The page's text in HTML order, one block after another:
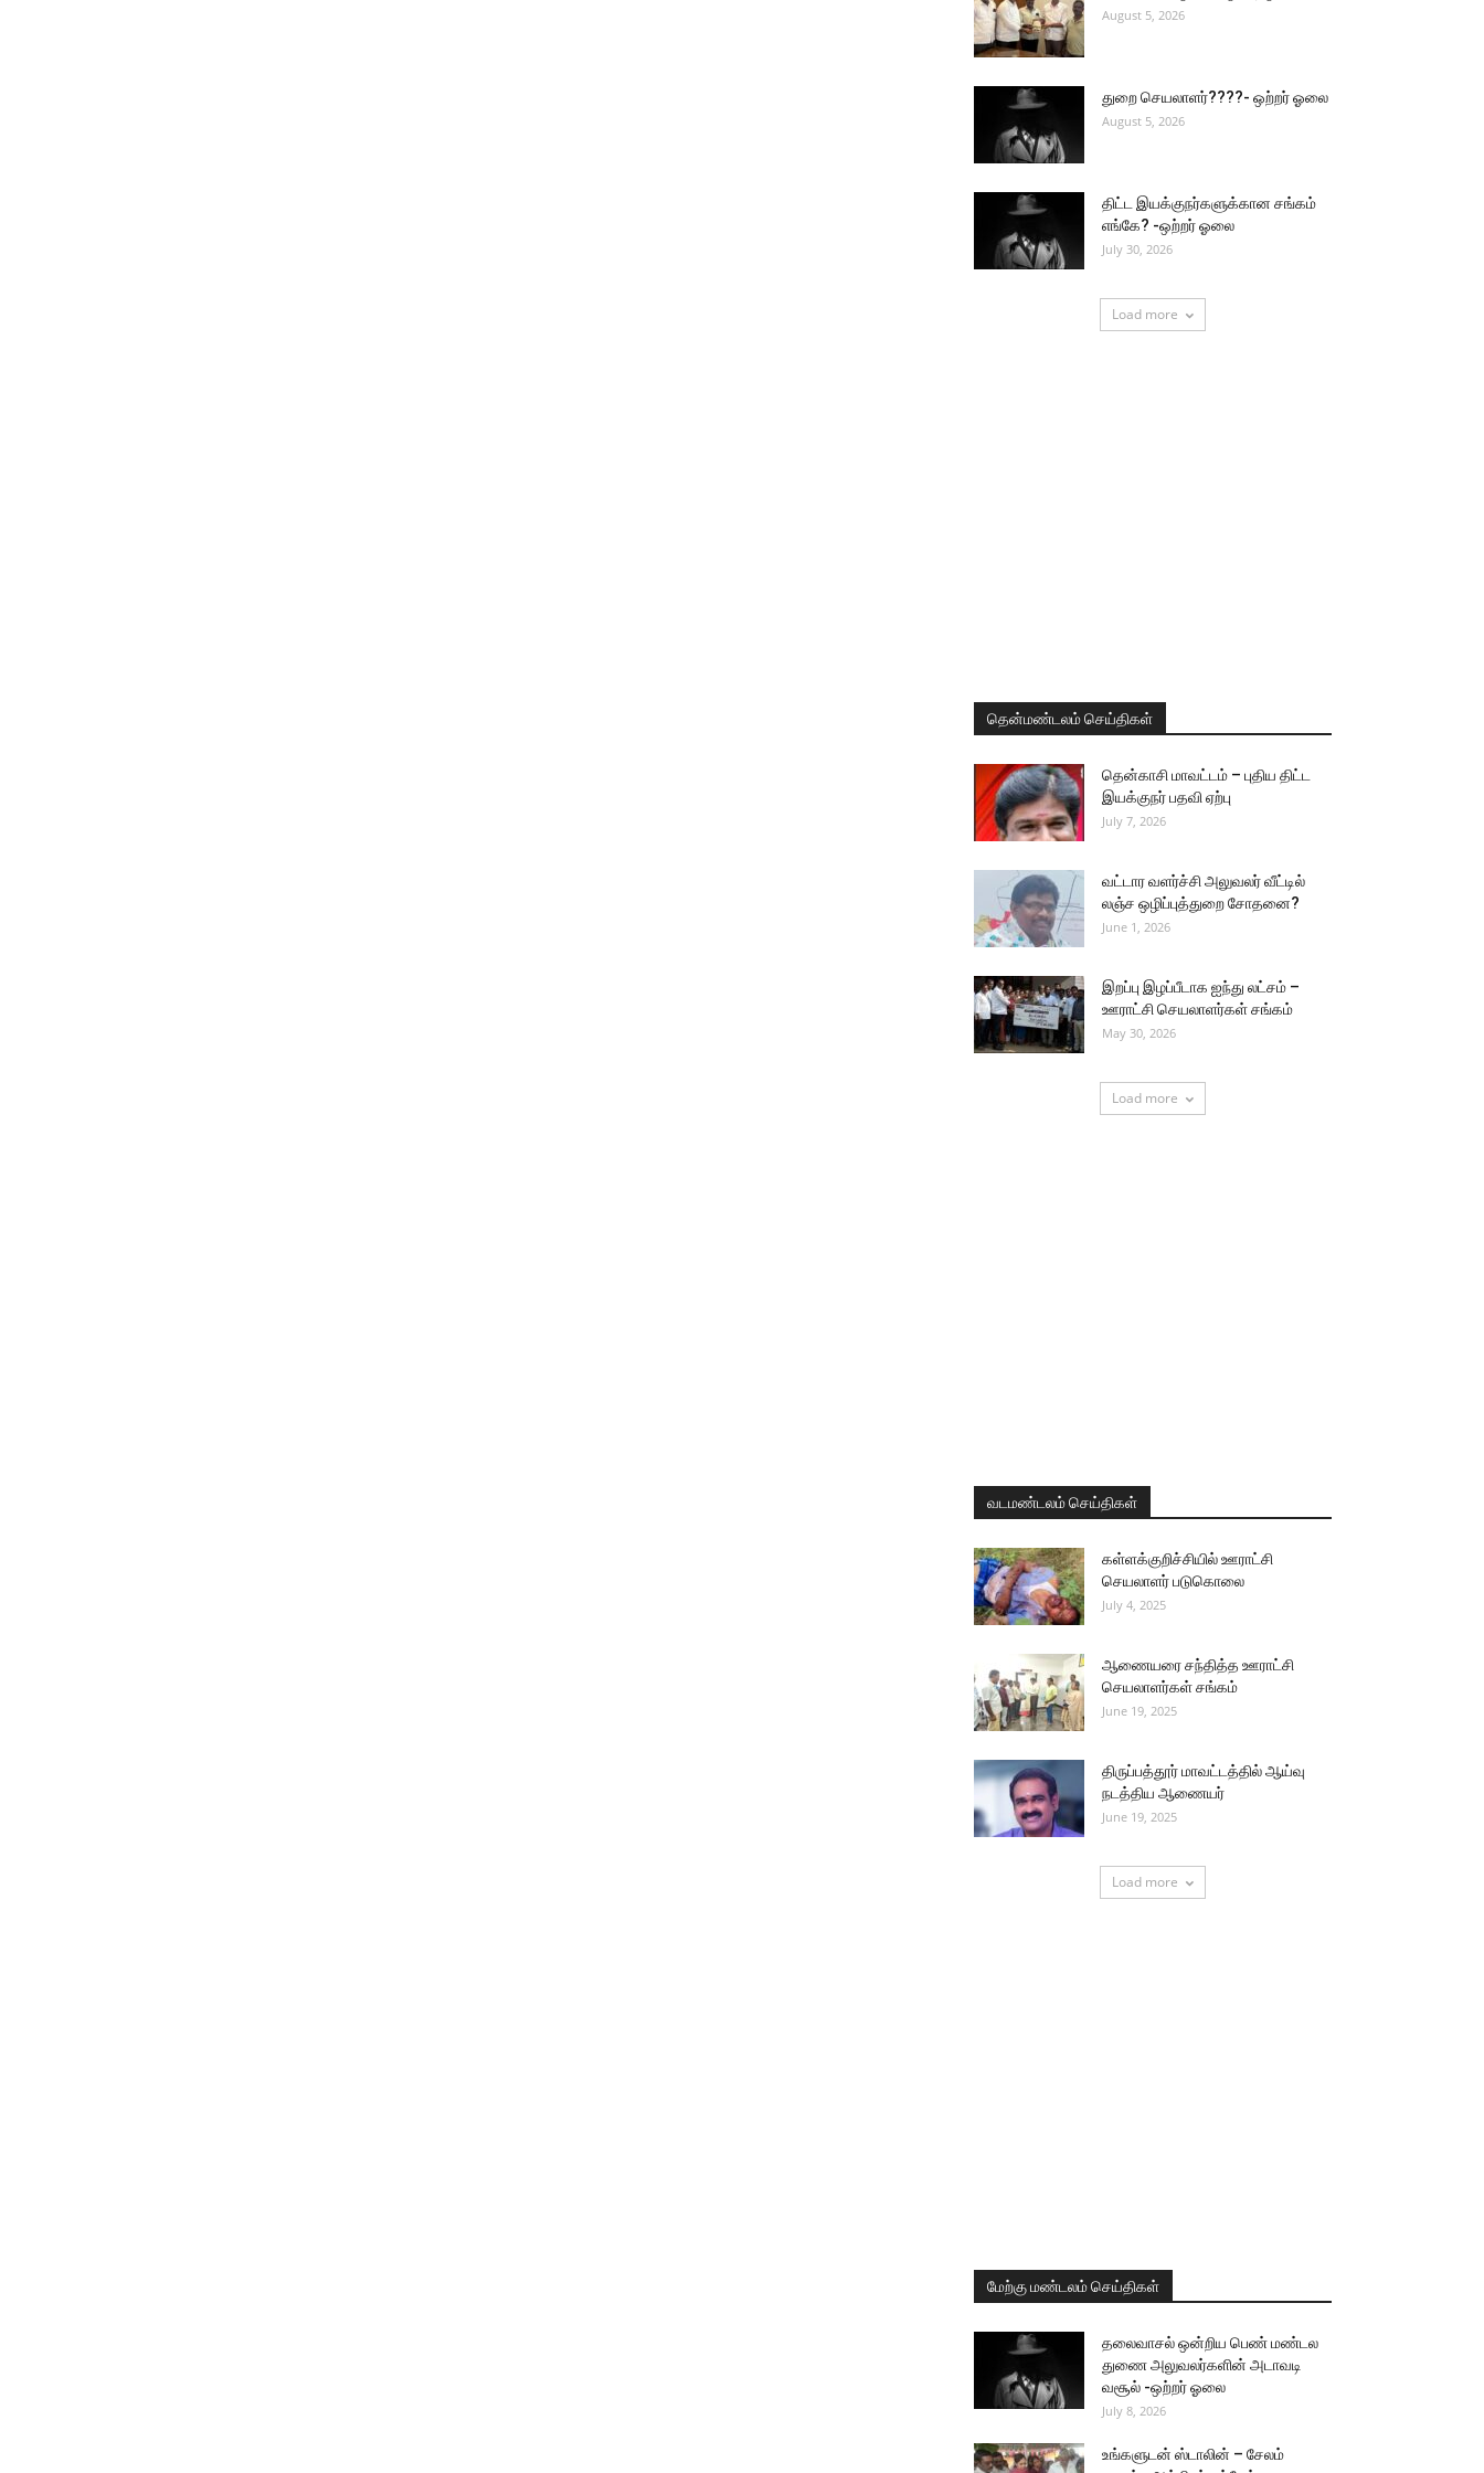
August 5, 2026
துறை செயலாளர்????- ஒற்றர் ஓலை
August 5, 2026
திட்ட இயக்குநர்களுக்கான சங்கம்
எங்கே? -ஒற்றர் ஓலை
July 30, 2026
Load more
தென்மண்டலம் செய்திகள்
தென்காசி மாவட்டம் – புதிய திட்ட
இயக்குநர் பதவி ஏற்பு
July 7, 2026
வட்டார வளர்ச்சி அலுவலர் வீட்டில்
லஞ்ச ஒழிப்புத்துறை சோதனை?
June 1, 2026
இறப்பு இழப்பீடாக ஐந்து லட்சம் –
ஊராட்சி செயலாளர்கள் சங்கம்
May 30, 2026
Load more
வடமண்டலம் செய்திகள்
கள்ளக்குறிச்சியில் ஊராட்சி
செயலாளர் படுகொலை
July 4, 2025
ஆணையரை சந்தித்த ஊராட்சி
செயலாளர்கள் சங்கம்
June 19, 2025
திருப்பத்தூர் மாவட்டத்தில் ஆய்வு
நடத்திய ஆணையர்
June 19, 2025
Load more
மேற்கு மண்டலம் செய்திகள்
தலைவாசல் ஒன்றிய பெண் மண்டல
துணை அலுவலர்களின் அடாவடி
வசூல் -ஒற்றர் ஓலை
July 8, 2026
உங்களுடன் ஸ்டாலின் – சேலம்